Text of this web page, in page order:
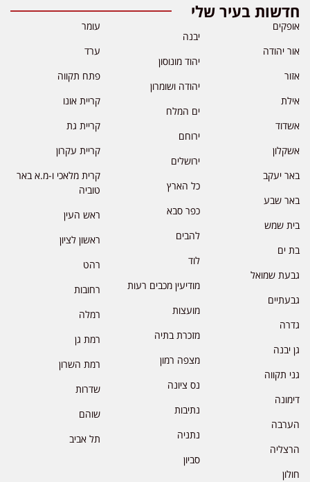
חדשות בעיר שלי
אופקים
אור יהודה
אזור
אילת
אשדוד
אשקלון
באר יעקב
באר שבע
בית שמש
בת ים
גבעת שמואל
גבעתיים
גדרה
גן יבנה
גני תקווה
דימונה
הערבה
הרצליה
חולון
יבנה
יהוד מונוסון
יהודה ושומרון
ים המלח
ירוחם
ירושלים
כל הארץ
כפר סבא
להבים
לוד
מודיעין מכבים רעות
מועצות
מזכרת בתיה
מצפה רמון
נס ציונה
נתיבות
נתניה
סביון
עומר
ערד
פתח תקווה
קריית אונו
קריית גת
קריית עקרון
קרית מלאכי ו-מ.א באר
טוביה
ראש העין
ראשון לציון
רהט
רחובות
רמלה
רמת גן
רמת השרון
שדרות
שוהם
תל אביב